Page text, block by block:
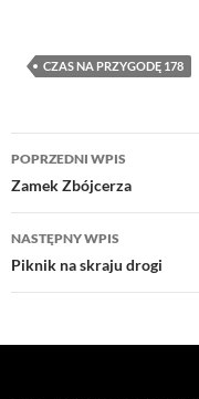
CZAS NA PRZYGODĘ 178
Nawigacja
wpisu
POPRZEDNI WPIS
Zamek Zbójcerza
NASTĘPNY WPIS
Piknik na skraju drogi